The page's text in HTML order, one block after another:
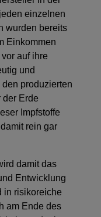
einzelnen
wurden bereits
Einkommen
auf ihre
und
produzierten
der Erde
Impfstoffe
rein gar
damit das
Entwicklung
in risikoreiche
am Ende des